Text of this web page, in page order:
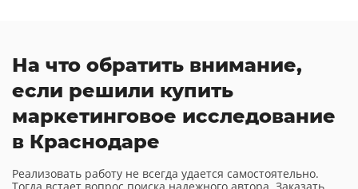
На что обратить внимание,
если решили купить
маркетинговое исследование
в Краснодаре
Реализовать работу не всегда удается самостоятельно.